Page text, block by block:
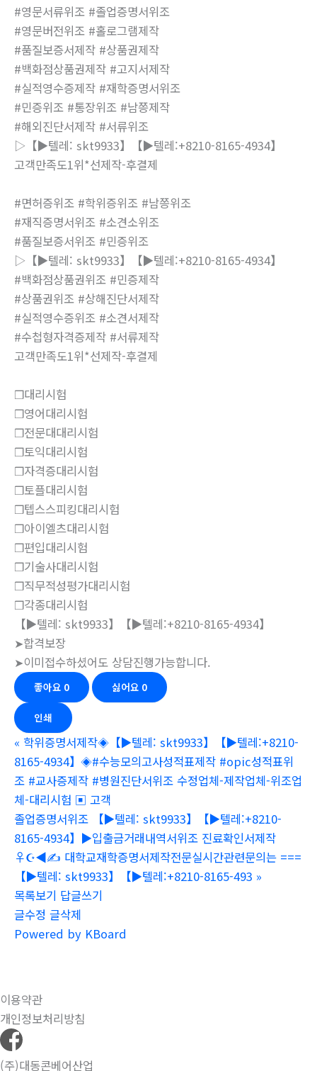
#영문서류위조 #졸업증명서위조
#영문버전위조 #홀로그램제작
#품질보증서제작 #상품권제작
#백화점상품권제작 #고지서제작
#실적영수증제작 #재학증명서위조
#민증위조 #통장위조 #남쯩제작
#해외진단서제작 #서류위조
▷【▶텔레: skt9933】【▶텔레:+8210-8165-4934】
고객만족도1위*선제작-후결제
#면허증위조 #학위증위조 #남쯩위조
#재직증명서위조 #소견소위조
#품질보증서위조 #민증위조
▷【▶텔레: skt9933】【▶텔레:+8210-8165-4934】
#백화점상품권위조 #민증제작
#상품권위조 #상해진단서제작
#실적영수증위조 #소견서제작
#수첩형자격증제작 #서류제작
고객만족도1위*선제작-후결제
❒대리시험
❒영어대리시험
❒전문대대리시험
❒토익대리시험
❒자격증대리시험
❒토플대리시험
❒텝스스피킹대리시험
❒아이엘츠대리시험
❒편입대리시험
❒기술사대리시험
❒직무적성평가대리시험
❒각종대리시험
【▶텔레: skt9933】【▶텔레:+8210-8165-4934】
➤합격보장
➤이미접수하셨어도 상담진행가능합니다.
좋아요 0 싫어요 0
인쇄
« 학위증명서제작◈【▶텔레: skt9933】【▶텔레:+8210-
8165-4934】◈#수능모의고사성적표제작 #opic성적표위
조 #교사증제작 #병원진단서위조 수정업체-제작업체-위조업
체-대리시험 ▣ 고객
졸업증명서위조 【▶텔레: skt9933】【▶텔레:+8210-
8165-4934】▶입출금거래내역서위조 진료확인서제작
♀☪◀✍ 대학교재학증명서제작전문실시간관련문의는 ===
【▶텔레: skt9933】【▶텔레:+8210-8165-493 »
목록보기 답글쓰기
글수정 글삭제
Powered by KBoard
이용약관
개인정보처리방침
(주)대동콘베어산업